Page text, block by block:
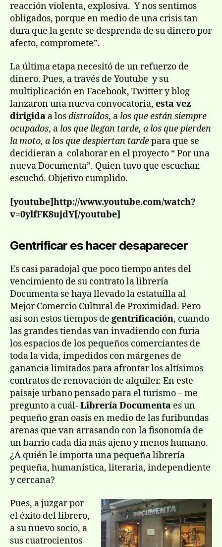
reacción violenta, explosiva. Y nos sentimos
obligados, porque en medio de una crisis tan
dura que la gente se desprenda de su dinero por
afecto, compromete”.
La última etapa necesitó de un refuerzo de
dinero. Pues, a través de Youtube y su
multiplicación en Facebook, Twitter y blog
lanzaron una nueva convocatoria, esta vez
dirigida a losdistraídos, a los que están siempre
ocupados, a los que llegan tarde, a los que pierden
la moto, a los que despiertan tardepara que se
decidieran a colaborar en el proyecto “ Por una
nueva Documenta”. Quien tuvo que escuchar,
escuchó. Objetivo cumplido.
[youtube]http://www.youtube.com/watch?
v=0ylfFK8ujdY[/youtube]
Gentrificar es hacer desaparecer
Es casi paradojal que poco tiempo antes del
vencimiento de su contrato la librería
Documenta se haya llevado la estatuilla al
Mejor Comercio Cultural de Proximidad. Pero
así son estos tiempos de gentrificación, cuando
las grandes tiendas van invadiendo con furia
los espacios de los pequeños comerciantes de
toda la vida, impedidos con márgenes de
ganancia limitados para afrontar los altísimos
contratos de renovación de alquiler. En este
paisaje urbano pensado para el turismo – me
pregunto a cuál-Librería Documenta es un
pequeño gran oasis en medio de las furibundas
arenas que van arrasando con la fisonomía de
un barrio cada día más ajeno y menos humano.
¿A quién le importa una pequeña librería
pequeña, humanística, literaria, independiente
y cercana?
Pues, a juzgar por
el éxito del librero,
a su nuevo socio, a
sus cuatrocientos